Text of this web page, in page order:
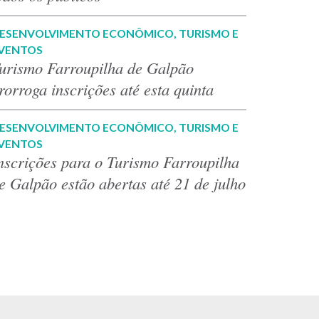
ECONÔMICO, TURISMO E
Farroupilha de Galpão
inscrições até esta quinta
ECONÔMICO, TURISMO E
para o Turismo Farroupilha
Galpão estão abertas até 21 de julho